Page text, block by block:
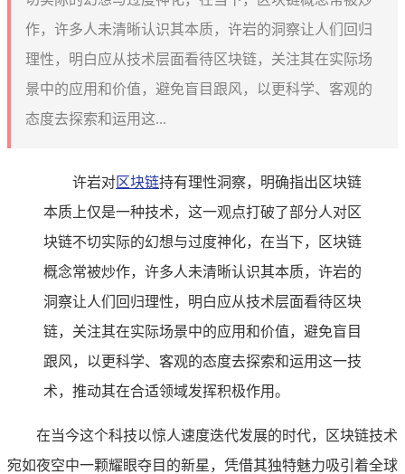
作，许多人未清晰认识其本质，许岩的洞察让人们回归
理性，明白应从技术层面看待区块链，关注其在实际场
景中的应用和价值，避免盲目跟风，以更科学、客观的
态度去探索和运用这...
许岩对区块链持有理性洞察，明确指出区块链
本质上仅是一种技术，这一观点打破了部分人对区
块链不切实际的幻想与过度神化，在当下，区块链
概念常被炒作，许多人未清晰认识其本质，许岩的
洞察让人们回归理性，明白应从技术层面看待区块
链，关注其在实际场景中的应用和价值，避免盲目
跟风，以更科学、客观的态度去探索和运用这一技
术，推动其在合适领域发挥积极作用。
在当今这个科技以惊人速度迭代发展的时代，区块链技术
宛如夜空中一颗耀眼夺目的新星，凭借其独特魅力吸引着全球